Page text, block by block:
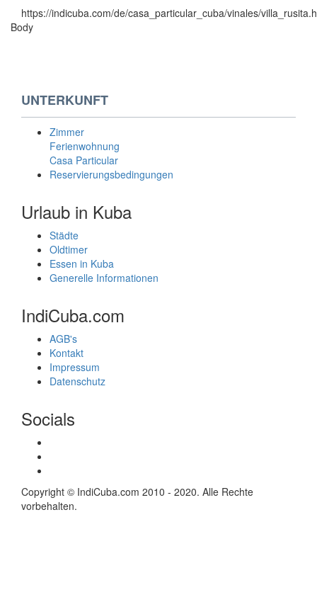
https://indicuba.com/de/casa_particular_cuba/vinales/
Body
UNTERKUNFT
Zimmer
Ferienwohnung
Casa Particular
Reservierungsbedingungen
Urlaub in Kuba
Städte
Oldtimer
Essen in Kuba
Generelle Informationen
IndiCuba.com
AGB's
Kontakt
Impressum
Datenschutz
Socials
Copyright © IndiCuba.com 2010 - 2020. Alle Rechte
vorbehalten.